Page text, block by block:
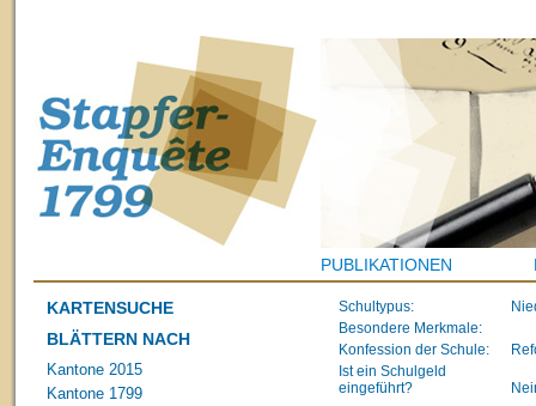
PUBLIKATIONEN
KARTENSUCHE
BLÄTTERN NACH
Kantone 2015
Kantone 1799
Schultypus:
Besondere Merkmale:
Konfession der Schule:
Ist ein Schulgeld
eingeführt?